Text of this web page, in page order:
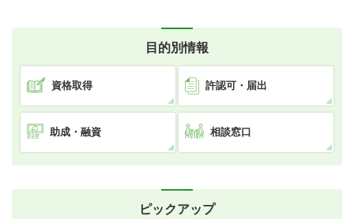
目的別情報
資格取得 許認可・届出
助成・融資 相談窓口
ピックアップ